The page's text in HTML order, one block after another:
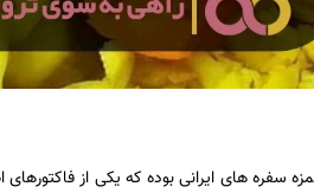
های ایرانی بوده که یکی از فاکتورهای